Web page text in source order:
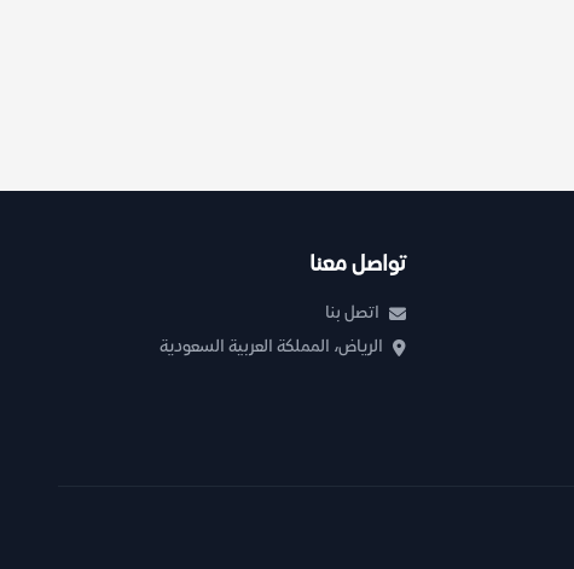
تواصل معنا
اتصل بنا
الرياض، المملكة العربية السعودية